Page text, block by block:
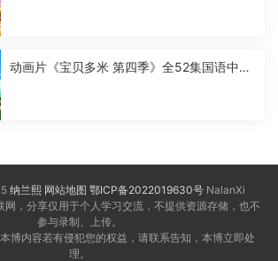
动画片《宝贝多米 第四季》全52集国语中字
纳兰熙 网站地图 鄂ICP备2022019630号 NalanXi
网，分享仅用于个人学习交流，不提供资源存储，也不
参与录制、上传。
博内容若有侵犯您的权益，请联系告知，本博立即处
理。